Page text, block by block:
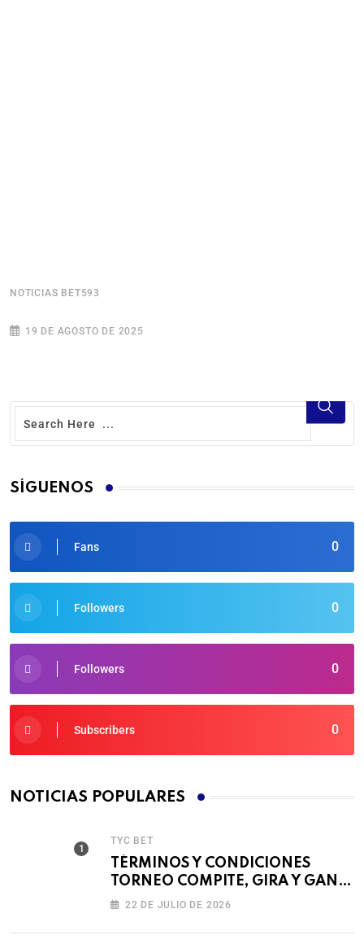
NOTICIAS BET593
19 DE AGOSTO DE 2025
SÍGUENOS
0
Fans
0
Followers
0
Followers
0
Subscribers
NOTICIAS POPULARES
TYC BET
TÉRMINOS Y CONDICIONES
TORNEO COMPITE, GIRA Y GANA
🎰 22 DE JULIO DE 2026